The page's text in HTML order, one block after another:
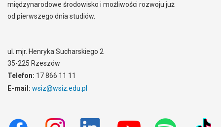
międzynarodowe środowisko i możliwości rozwoju już
od pierwszego dnia studiów.
ul. mjr. Henryka Sucharskiego 2
35-225 Rzeszów
Telefon: 17 866 11 11
E-mail: wsiz@wsiz.edu.pl